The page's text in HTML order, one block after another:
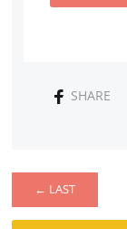
SHARE
← LAST